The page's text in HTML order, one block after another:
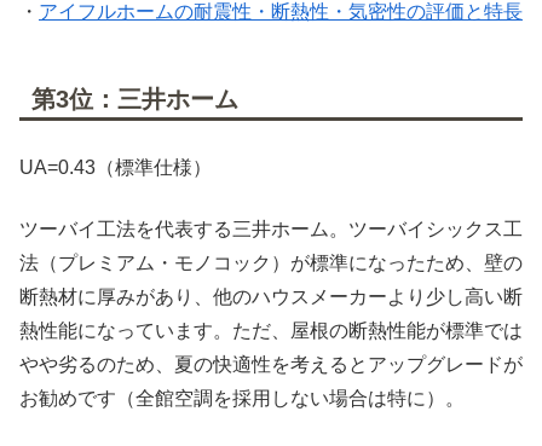
・ アイフルホームの耐震性・断熱性・気密性の評価と特長
第3位：三井ホーム
UA=0.43（標準仕様）
ツーバイ工法を代表する三井ホーム。ツーバイシックス工
法（プレミアム・モノコック）が標準になったため、壁の
断熱材に厚みがあり、他のハウスメーカーより少し高い断
熱性能になっています。ただ、屋根の断熱性能が標準では
やや劣るのため、夏の快適性を考えるとアップグレードが
お勧めです（全館空調を採用しない場合は特に）。